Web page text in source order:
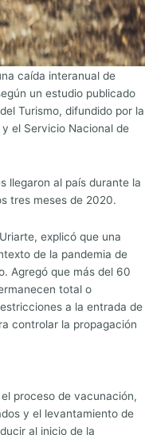
caída interanual de
un estudio publicado
Turismo, difundido por la
el Servicio Nacional de
llegaron al país durante la
tres meses de 2020.
explicó que una
de la pandemia de
Agregó que más del 60
total o
a la entrada de
controlar la propagación
proceso de vacunación,
y el levantamiento de
al inicio de la